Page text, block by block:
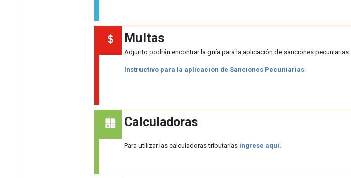
Multas
Adjunto podrán encontrar la guía para la aplicación de sanciones pecuniarias.
Instructivo para la aplicación de Sanciones Pecuniarias.
Calculadoras
Para utilizar las calculadoras tributarias ingrese aquí.